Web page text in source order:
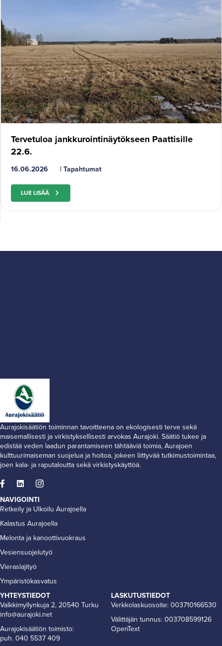
Tervetuloa jankkurointinäytökseen Paattisille
22.6.
16.06.2026 | Tapahtumat
LUE LISÄÄ
Aurajokisäätiön toiminnan tavoitteena on ekologisesti terve sekä
maisemallisesti ja virkistyksellisesti arvokas Aurajoki. Säätiö tukee ja
edistää veden laadun parantamiseen tähtääviä toimia, Aurajoen
kulttuurimaiseman suojelua ja hoitoa, jokeen liittyvää tutkimustoimintaa,
joen kala- ja raputaloutta sekä virkistyskäyttöä.
NAVIGOINTI
Retkeily ja Ulkoilu Aurajoella
Kalastus Aurajoella
Melonta ja kanoottivuokraus
Vesiensuojelutyö
Vieraslajityö
Ympäristökasvatus
YHTEYSTIEDOT
Valkkimyllynkuja 2, 20540 Turku
info@aurajoki.net
Aurajokisäätiön toimisto:
puh. 040 5537 409
LASKUTUSTIEDOT
Verkkolaskuosoite: 003710166530
Välittäjän tunnus: 003708599126
OpenText